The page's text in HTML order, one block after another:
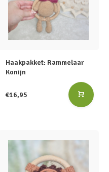
Haakpakket: Rammelaar
Konijn
€16,95